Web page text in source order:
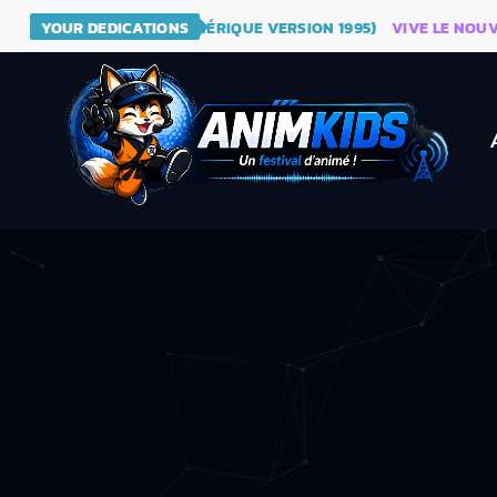
YOUR DEDICATIONS
DRAGON BALL (GÉNÉRIQUE VERSION 1995) VIVE LE NOUVEAU